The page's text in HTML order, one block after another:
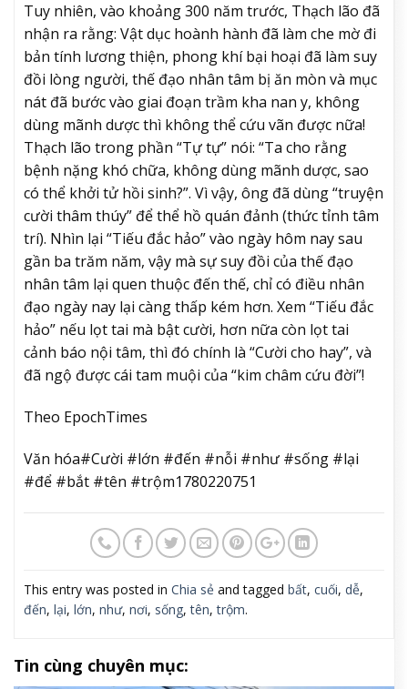
Tuy nhiên, vào khoảng 300 năm trước, Thạch lão đã
nhận ra rằng: Vật dục hoành hành đã làm che mờ đi
bản tính lương thiện, phong khí bại hoại đã làm suy
đồi lòng người, thế đạo nhân tâm bị ăn mòn và mục
nát đã bước vào giai đoạn trầm kha nan y, không
dùng mãnh dược thì không thể cứu vãn được nữa!
Thạch lão trong phần “Tự tự” nói: “Ta cho rằng
bệnh nặng khó chữa, không dùng mãnh dược, sao
có thể khởi tử hồi sinh?”. Vì vậy, ông đã dùng “truyện
cười thâm thúy” để thể hồ quán đảnh (thức tỉnh tâm
trí). Nhìn lại “Tiếu đắc hảo” vào ngày hôm nay sau
gần ba trăm năm, vậy mà sự suy đồi của thế đạo
nhân tâm lại quen thuộc đến thế, chỉ có điều nhân
đạo ngày nay lại càng thấp kém hơn. Xem “Tiếu đắc
hảo” nếu lọt tai mà bật cười, hơn nữa còn lọt tai
cảnh báo nội tâm, thì đó chính là “Cười cho hay”, và
đã ngộ được cái tam muội của “kim châm cứu đời”!
Theo EpochTimes
Văn hóa#Cười #lớn #đến #nỗi #như #sống #lại
#để #bắt #tên #trộm1780220751
This entry was posted in Chia sẻ and tagged bất, cuối, dễ,
đến, lại, lớn, như, nơi, sống,tên,trộm.
Tin cùng chuyên mục: